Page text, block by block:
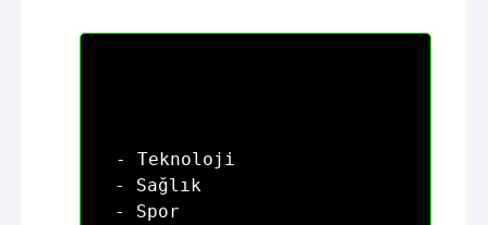
- Teknoloji
- Sağlık
- Spor